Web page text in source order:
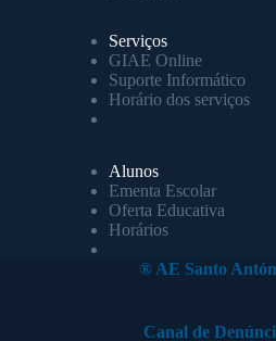
Serviços
GIAE Online
Suporte Informático
Horário dos serviços
Alunos
Ementa Escolar
Oferta Educativa
Horários
® AE Santo
Canal de